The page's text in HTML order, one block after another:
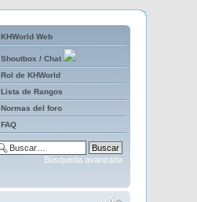
KHWorld Web
Shoutbox / Chat
Rol de KHWorld
Lista de Rangos
Normas del foro
FAQ
Búsqueda avanzada